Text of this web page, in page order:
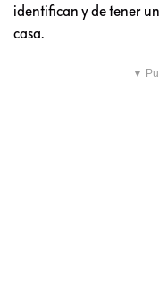
identifican y de tener
casa.
▼